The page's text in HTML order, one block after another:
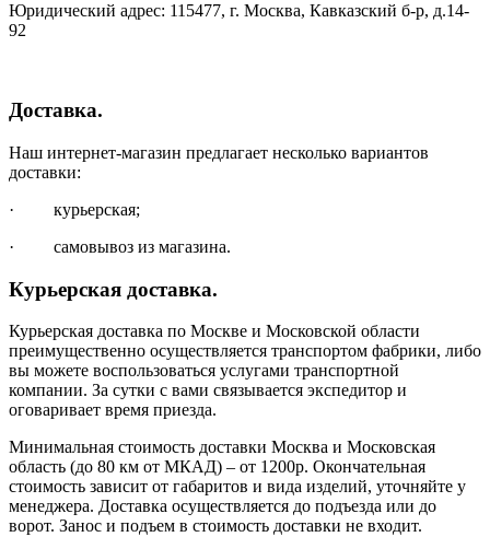
Юридический адрес: 115477, г. Москва, Кавказский б-р, д.14-
92
Доставка.
Наш интернет-магазин предлагает несколько вариантов
доставки:
· курьерская;
· самовывоз из магазина.
Курьерская доставка.
Курьерская доставка по Москве и Московской области
преимущественно осуществляется транспортом фабрики, либо
вы можете воспользоваться услугами транспортной
компании. За сутки с вами связывается экспедитор и
оговаривает время приезда.
Минимальная стоимость доставки Москва и Московская
область (до 80 км от МКАД) – от 1200р. Окончательная
стоимость зависит от габаритов и вида изделий, уточняйте у
менеджера. Доставка осуществляется до подъезда или до
ворот. Занос и подъем в стоимость доставки не входит.